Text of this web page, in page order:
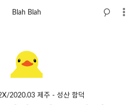
Blah Blah
2020.03 제주 - 성산 함덕